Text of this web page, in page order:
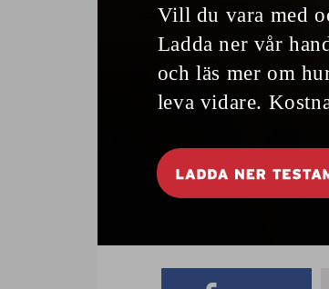
Fråga!Malena Ivarsson
Skriv till
»Fråga Malena«,